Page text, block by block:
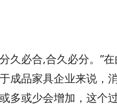
久必合,合久必分。”
成品家具企业来说，
多或少会增加，这个